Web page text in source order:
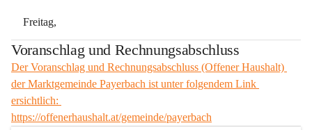
Freitag,
Voranschlag und Rechnungsabschluss
Der Voranschlag und Rechnungsabschluss (Offener Haushalt)
der Marktgemeinde Payerbach ist unter folgendem Link
ersichtlich:
https://offenerhaushalt.at/gemeinde/payerbach